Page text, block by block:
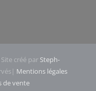
créé par Steph-
Mentions légales
de vente